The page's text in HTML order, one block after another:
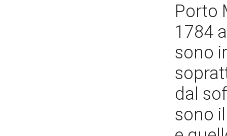
Porto
1784
sono
dal
sono